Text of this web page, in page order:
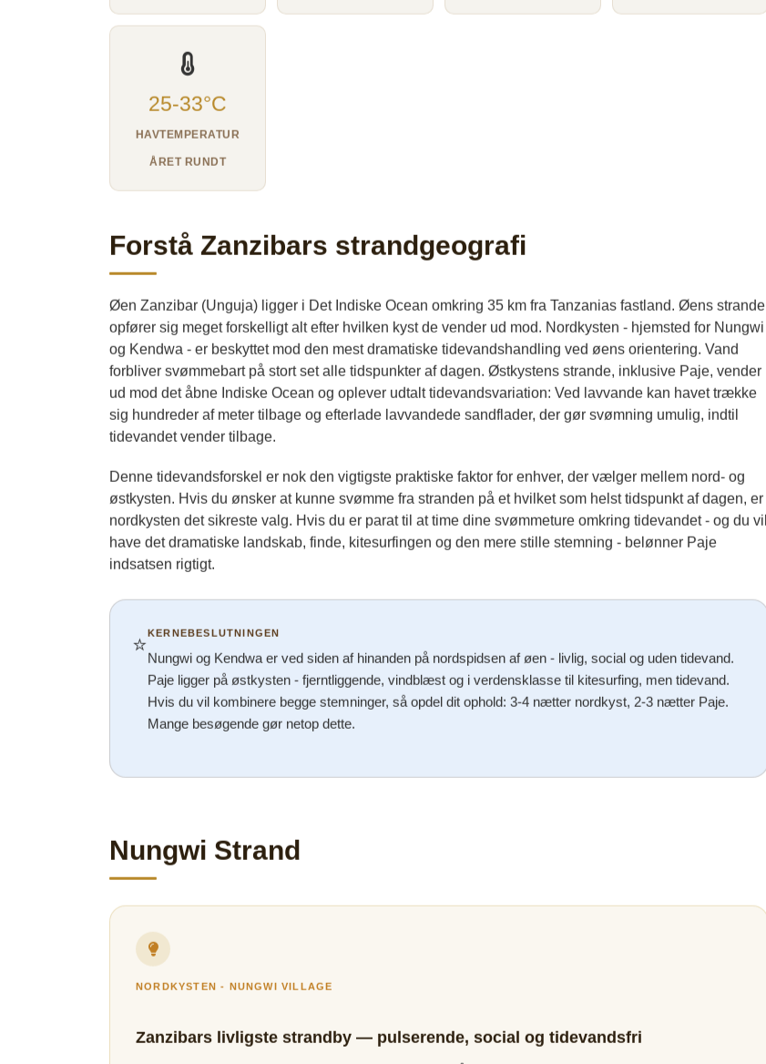
25-33°C
HAVTEMPERATUR
ÅRET RUNDT
Forstå Zanzibars strandgeografi
Øen Zanzibar (Unguja) ligger i Det Indiske Ocean omkring 35 km fra Tanzanias fastland. Øens strande
opfører sig meget forskelligt alt efter hvilken kyst de vender ud mod. Nordkysten - hjemsted for Nungwi
og Kendwa - er beskyttet mod den mest dramatiske tidevandshandling ved øens orientering. Vand
forbliver svømmebart på stort set alle tidspunkter af dagen. Østkystens strande, inklusive Paje, vender
ud mod det åbne Indiske Ocean og oplever udtalt tidevandsvariation: Ved lavvande kan havet trække
sig hundreder af meter tilbage og efterlade lavvandede sandflader, der gør svømning umulig, indtil
tidevandet vender tilbage.
Denne tidevandsforskel er nok den vigtigste praktiske faktor for enhver, der vælger mellem nord- og
østkysten. Hvis du ønsker at kunne svømme fra stranden på et hvilket som helst tidspunkt af dagen, er
nordkysten det sikreste valg. Hvis du er parat til at time dine svømmeture omkring tidevandet - og du vil
have det dramatiske landskab, finde, kitesurfingen og den mere stille stemning - belønner Paje
indsatsen rigtigt.
⭐KERNEBESLUTNINGEN
Nungwi og Kendwa er ved siden af hinanden på nordspidsen af øen - livlig, social og uden tidevand.
Paje ligger på østkysten - fjerntliggende, vindblæst og i verdensklasse til kitesurfing, men tidevand.
Hvis du vil kombinere begge stemninger, så opdel dit ophold: 3-4 nætter nordkyst, 2-3 nætter Paje.
Mange besøgende gør netop dette.
Nungwi Strand
NORDKYSTEN - NUNGWI VILLAGE
Zanzibars livligste strandby — pulserende, social og tidevandsfri